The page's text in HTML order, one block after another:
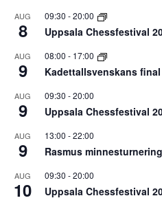
AUG
8
09:30 -20:00
Uppsala Chessfestival
AUG
9
08:00 - 17:00
Kadettallsvenskans final
AUG
9
09:30 -20:00
Uppsala Chessfestival
AUG
9
13:00 -22:00
Rasmus minnesturnering
AUG
10
09:30 -20:00
Uppsala Chessfestival